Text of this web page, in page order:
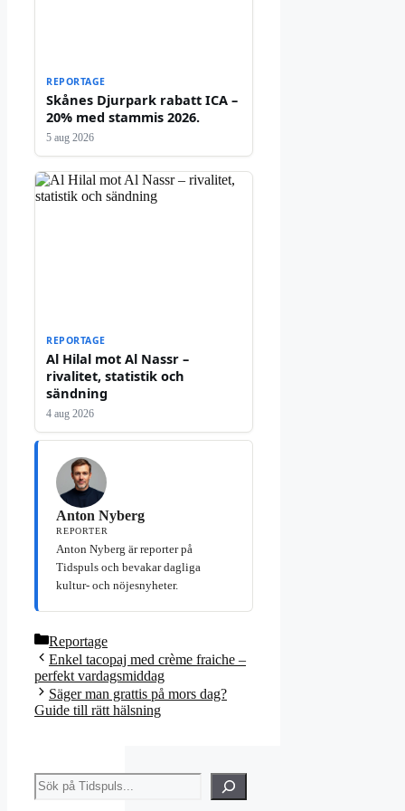
REPORTAGE
Skånes Djurpark rabatt ICA –
20% med stammis 2026.
5 aug 2026
REPORTAGE
Al Hilal mot Al Nassr –
rivalitet, statistik och
sändning
4 aug 2026
Anton Nyberg
REPORTER
Anton Nyberg är reporter på
Tidspuls och bevakar dagliga
kultur- och nöjesnyheter.
Kategorier
Reportage
Enkel tacopaj med crème fraiche –
perfekt vardagsmiddag
Säger man grattis på mors dag?
Guide till rätt hälsning
Sök